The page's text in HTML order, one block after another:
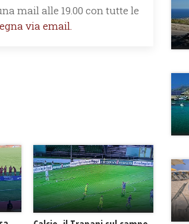
mail alle 19.00 con tutte le
via email.